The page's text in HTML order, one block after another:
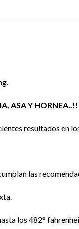
ASA Y
resultados en
las
los 482°